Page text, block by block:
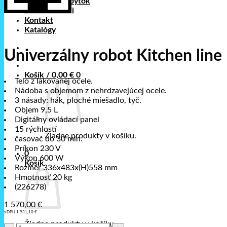
Foto realizácii
Kontakt
Katalógy
Košík / 0,00 € 0
Žiadne produkty v košíku.
0
Košík
Žiadne produkty v košíku.
Univerzálny robot Kitchen line
Telo z lakovanej ocele.
Nádoba s objemom z nehrdzavejúcej ocele.
3 násady: hák, ploché miešadlo, tyč.
Objem 9,5 L
Digitálny ovládací panel
15 rýchlostí
časovač do 30 min.
Príkon 230 V
Výkon 600 W
Rozmer 336x483x(H)558 mm
Hmotnosť 20 kg
(226278)
1 570,00€
s DPH 1 931,10 €